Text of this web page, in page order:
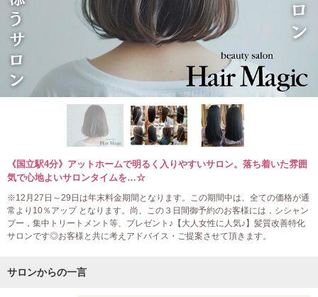
《国立駅4分》アットホームで明るく入りやすいサロン。落ち着いた雰囲
気で心地よいサロンタイムを…☆
※12月27日～29日は年末料金期間となります。この期間中は、全ての価格が通
常より10％アップ となります。尚、この３日間御予約のお客様には，シシャン
プー，集中トリートメント等、プレゼント♪【大人女性に人気♪】髪質改善特化
サロンです◎お客様と共に考えアドバイス・ご提案させて頂きます。
サロンからの一言